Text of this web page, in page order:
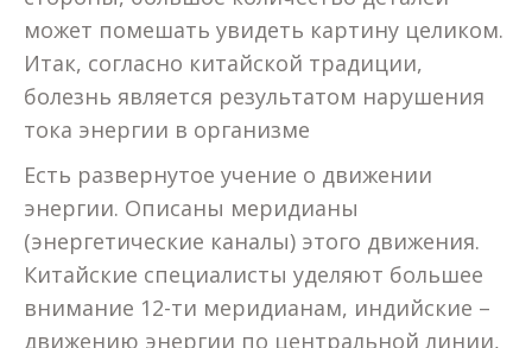
может помешать увидеть картину целиком.
Итак, согласно китайской традиции,
болезнь является результатом нарушения
тока энергии в организме
Есть развернутое учение о движении
энергии. Описаны меридианы
(энергетические каналы) этого движения.
Китайские специалисты уделяют большее
внимание 12-ти меридианам, индийские –
движению энергии по центральной линии,